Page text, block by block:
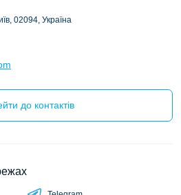
02094, Україна
до контактів